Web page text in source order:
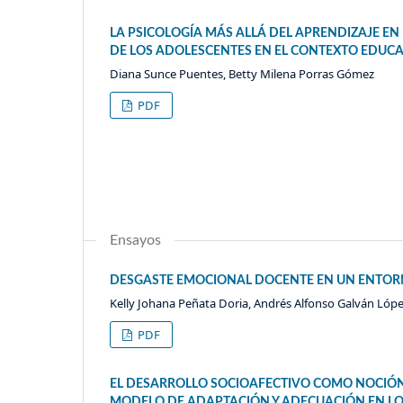
LA PSICOLOGÍA MÁS ALLÁ DEL APRENDIZAJE
DE LOS ADOLESCENTES EN EL CONTEXTO
Diana Sunce Puentes, Betty Milena Porras Gómez
PDF
Ensayos
DESGASTE EMOCIONAL DOCENTE EN UN
Kelly Johana Peñata Doria, Andrés Alfonso Galván
PDF
EL DESARROLLO SOCIOAFECTIVO COMO